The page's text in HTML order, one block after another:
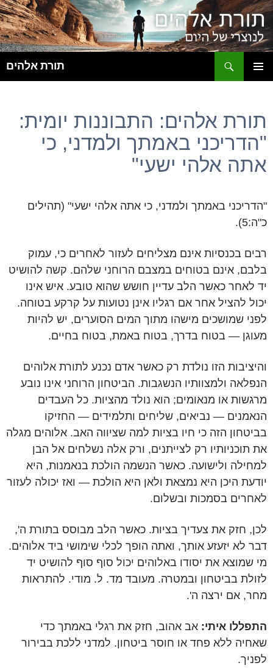
תורת אלהים
תורת אלהים: התבוננות יומית:
"הדריכני באמתך ולמדני, כי
אתה אלהי ישעי"
"הדריכני באמתך ולמדני, כי אתה אלהי ישעי" (תהילים
כ"ה:5).
רבים בכנסיות אינם מצליחים לעזור לאחרים כי, עמוק
בלבם, אינם בטוחים במצבם הרוחני שלהם. קשה להושיט
יד לאחר כאשר הלב עדיין חושש שהוא טובע. איש אינו
יכול להציל אחר אם רגליו אינן נטועות על קרקע בטוחה.
לפני שמושכים מישהו מתוך המים הסוערים, יש להיות
מעוגן — בטוח בדרך, בטוח באמת, בטוח בחיים.
והיציבות הזו נולדת רק כאשר אדם נכנע לתורת אלוהים
הנפלאה ולמצוותיו הנשגבות. הביטחון הרוחני אינו נובע
מרגשות או מנאומים; הוא נולד מהציות. כל העבדים
הנאמנים — נביאים, שליחים ותלמידים — החזיקו
בביטחון הזה כי חיו בציות למה שציווה האב. אלוהים מגלה
את תוכניותיו רק לצייתנים, ורק אלה נשלחים אל הבן
למחילה ולישועה. כאשר הנשמה הולכת בנאמנות, היא
יודעת היכן היא נמצאת ולאן היא הולכת — ואז יכולה לעזור
לאחרים בסמכות ובשלום.
לכן, חזק את צעדיך בציות. כאשר הלב מבוסס בתורת ה',
דבר לא יזעזע אותך, ואתה הופך לכלי שימושי ביד אלוהים.
מי שמוצא את יסודו באלוהים יכול סוף סוף להושיט יד
לזולת בביטחון ובמטרה. מעובד מד. ל. מודי. להתראות
מחר, אם ירצה ה'.
התפללו איתי: אב אהוב, חזק את רגלי באמתך כדי
שאחיה ללא פחד או חוסר ביטחון. למדני ללכת בבירור
לפניך.